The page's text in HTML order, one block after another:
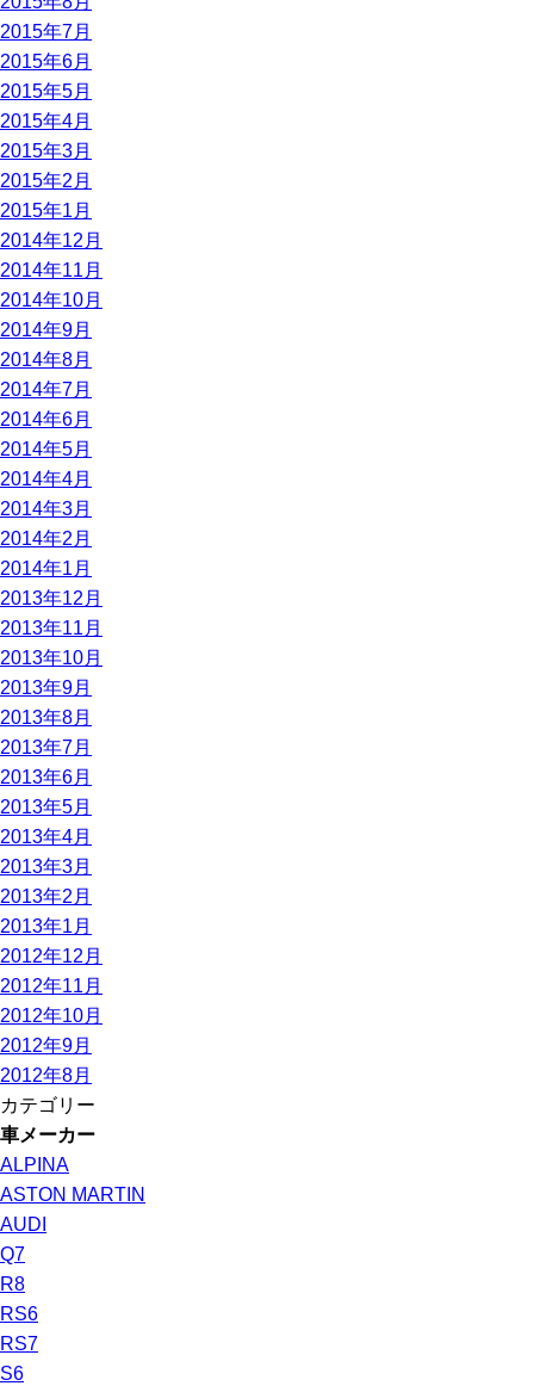
2015年7月
2015年6月
2015年5月
2015年4月
2015年3月
2015年2月
2015年1月
2014年12月
2014年11月
2014年10月
2014年9月
2014年8月
2014年7月
2014年6月
2014年5月
2014年4月
2014年3月
2014年2月
2014年1月
2013年12月
2013年11月
2013年10月
2013年9月
2013年8月
2013年7月
2013年6月
2013年5月
2013年4月
2013年3月
2013年2月
2013年1月
2012年12月
2012年11月
2012年10月
2012年9月
2012年8月
カテゴリー
車メーカー
ALPINA
ASTON MARTIN
AUDI
Q7
R8
RS6
RS7
S6